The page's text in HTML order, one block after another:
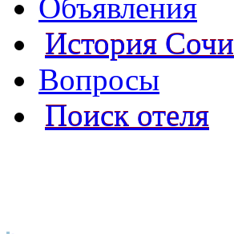
Объявления
История Сочи
Вопросы
Поиск отеля